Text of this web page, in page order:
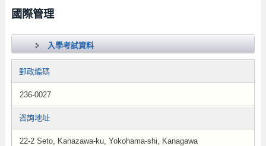
國際管理
入學考試資料
郵政編碼
236-0027
咨詢地址
22-2 Seto, Kanazawa-ku, Yokohama-shi, Kanagawa